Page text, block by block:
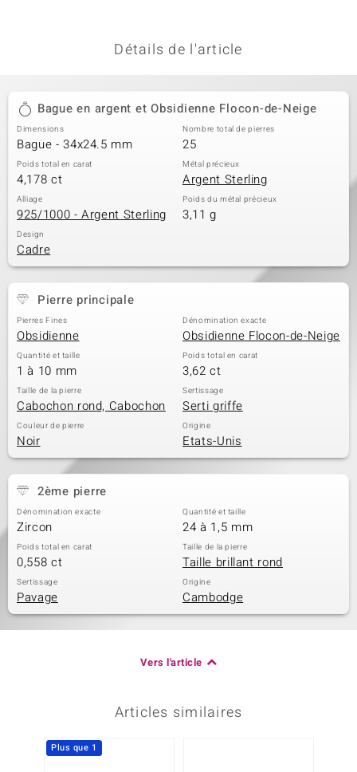
Détails de l'article
Bague en argent et Obsidienne Flocon-de-Neige
Dimensions
Bague - 34x24.5 mm
Nombre total de pierres
25
Poids total en carat
4,178 ct
Métal précieux
Argent Sterling
Alliage
925/1000 - Argent Sterling
Poids du métal précieux
3,11 g
Design
Cadre
Pierre principale
Pierres Fines
Obsidienne
Dénomination exacte
Obsidienne Flocon-de-Neige
Quantité et taille
1 à 10 mm
Poids total en carat
3,62 ct
Taille de la pierre
Cabochon rond, Cabochon
Sertissage
Serti griffe
Couleur de pierre
Noir
Origine
Etats-Unis
2ème pierre
Dénomination exacte
Zircon
Quantité et taille
24 à 1,5 mm
Poids total en carat
0,558 ct
Taille de la pierre
Taille brillant rond
Sertissage
Pavage
Origine
Cambodge
Vers l'article
Articles similaires
Plus que 1